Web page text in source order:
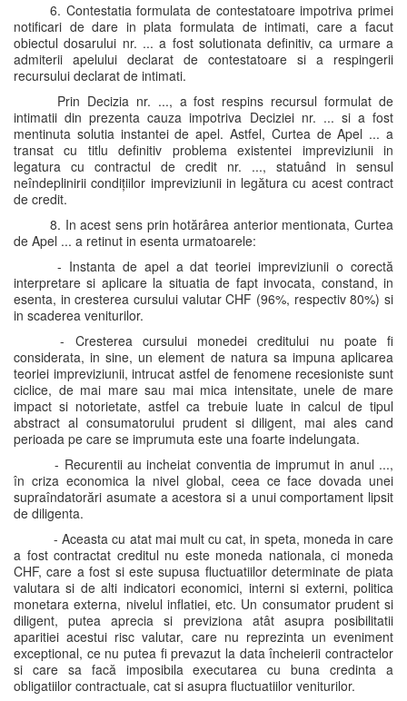
6. Contestatia formulata de contestatoare impotriva primei
notificari de dare in plata formulata de intimati, care a facut
obiectul dosarului nr. ... a fost solutionata definitiv, ca urmare a
admiterii apelului declarat de contestatoare si a respingerii
recursului declarat de intimati.
Prin Decizia nr. ..., a fost respins recursul formulat de
intimatii din prezenta cauza impotriva Deciziei nr. ... si a fost
mentinuta solutia instantei de apel. Astfel, Curtea de Apel ... a
transat cu titlu definitiv problema existentei impreviziunii in
legatura cu contractul de credit nr. ..., statuând in sensul
neîndeplinirii condițiilor impreviziunii in legătura cu acest contract
de credit.
8. In acest sens prin hotărârea anterior mentionata, Curtea
de Apel ... a retinut in esenta urmatoarele:
- Instanta de apel a dat teoriei impreviziunii o corectă
interpretare si aplicare la situatia de fapt invocata, constand, in
esenta, in cresterea cursului valutar CHF (96%, respectiv 80%) si
in scaderea veniturilor.
- Cresterea cursului monedei creditului nu poate fi
considerata, in sine, un element de natura sa impuna aplicarea
teoriei impreviziunii, intrucat astfel de fenomene recesioniste sunt
ciclice, de mai mare sau mai mica intensitate, unele de mare
impact si notorietate, astfel ca trebuie luate in calcul de tipul
abstract al consumatorului prudent si diligent, mai ales cand
perioada pe care se imprumuta este una foarte indelungata.
- Recurentii au incheiat conventia de imprumut in anul ...,
în criza economica la nivel global, ceea ce face dovada unei
supraîndatorări asumate a acestora si a unui comportament lipsit
de diligenta.
- Aceasta cu atat mai mult cu cat, in speta, moneda in care
a fost contractat creditul nu este moneda nationala, ci moneda
CHF, care a fost si este supusa fluctuatiilor determinate de piata
valutara si de alti indicatori economici, interni si externi, politica
monetara externa, nivelul inflatiei, etc. Un consumator prudent si
diligent, putea aprecia si previziona atât asupra posibilitatii
aparitiei acestui risc valutar, care nu reprezinta un eveniment
exceptional, ce nu putea fi prevazut la data încheierii contractelor
si care sa facă imposibila executarea cu buna credinta a
obligatiilor contractuale, cat si asupra fluctuatiilor veniturilor.